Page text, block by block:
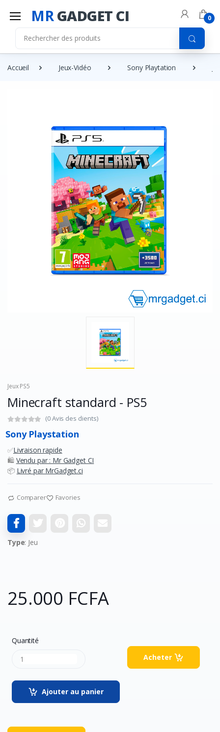
MRGADGET CI 0
Accueil Jeux-Vidéo Sony Playtation
Jeux PS5
Minecraft standard - PS5
(0 Avis des clients)
Sony Playstation
✅Livraison rapide
🛍️ Vendu par : Mr Gadget CI
📦 Livré par MrGadget.ci
Comparer Favories
Type: Jeu
25.000 FCFA
Quantité
Ajouter au panier
Acheter